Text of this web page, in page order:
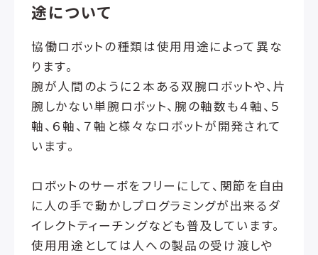
途について
協働ロボットの種類は使用用途によって異な
ります。
腕が人間のように２本ある双腕ロボットや、片
腕しかない単腕ロボット、腕の軸数も４軸、５
軸、６軸、７軸と様々なロボットが開発されて
います。
ロボットのサーボをフリーにして、関節を自由
に人の手で動かしプログラミングが出来るダ
イレクトティーチングなども普及しています。
使用用途としては人への製品の受け渡しや